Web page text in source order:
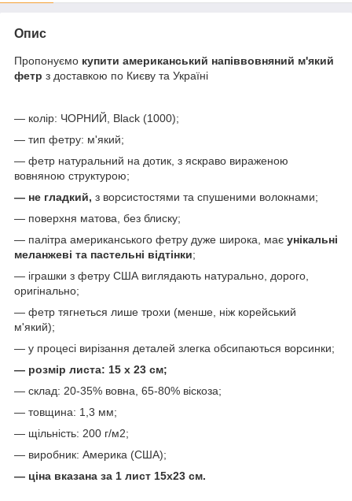
Опис
Пропонуємо купити американський напіввовняний м'який
фетр з доставкою по Києву та Україні
— колір: ЧОРНИЙ, Black (1000);
— тип фетру: м'який;
— фетр натуральний на дотик, з яскраво вираженою
вовняною структурою;
— не гладкий, з ворсистостями та спушеними волокнами;
— поверхня матова, без блиску;
— палітра американського фетру дуже широка, має унікальні
меланжеві та пастельні відтінки;
— іграшки з фетру США виглядають натурально, дорого,
оригінально;
— фетр тягнеться лише трохи (менше, ніж корейський
м'який);
— у процесі вирізання деталей злегка обсипаються ворсинки;
— розмір листа: 15 х 23 см;
— склад: 20-35% вовна, 65-80% віскоза;
— товщина: 1,3 мм;
— щільність: 200 г/м2;
— виробник: Америка (США);
— ціна вказана за 1 лист 15х23 см.